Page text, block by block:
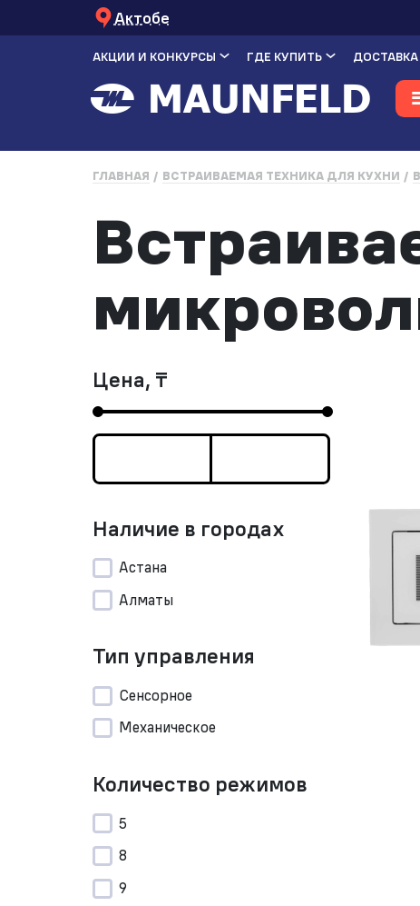
Актобе
АКЦИИ И КОНКУРСЫ ГДЕ КУПИТЬ
ГЛАВНАЯ ВСТРАИВАЕМАЯ ТЕХНИКА ДЛЯ КУХНИ
Цена, ₸
Наличие в городах
Астана
Алматы
Тип управления
Сенсорное
Механическое
Количество режимов
5
8
9